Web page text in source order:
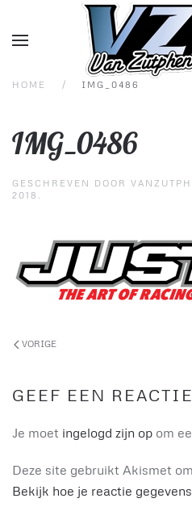
Overslaan en naar de
HOME IMG_0486
IMG_0486
GESCHREVEN DOOR
2018
VORIGE
GEEF EEN REACTIE
Je moet ingelogd zijn op om
Deze site gebruikt Akismet
Bekijk hoe je reactie